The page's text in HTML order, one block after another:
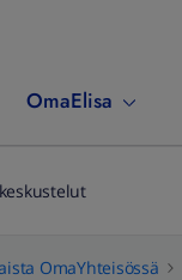
OmaElisa
OmaYhteisössä